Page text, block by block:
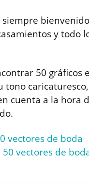
siempre
y todo
50 gráficos
tono
cuenta a la hora
vectores de boda
50 vectores de